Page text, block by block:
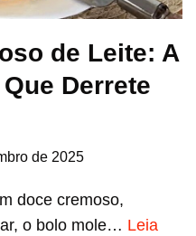
de Leite: A
Derrete
de 2025
doce cremoso,
o bolo mole… Leia